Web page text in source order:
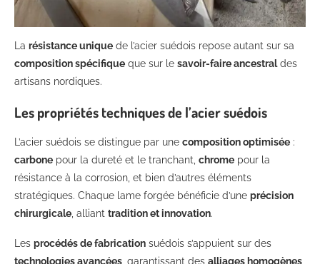
La résistance unique de l’acier suédois repose autant sur sa
composition spécifique que sur le savoir-faire ancestraldes
artisans nordiques.
Les propriétés techniques de l’acier suédois
L’acier suédois se distingue par une composition optimisée :
carbone pour la dureté et le tranchant, chrome pour la
résistance à la corrosion, et bien d’autres éléments
stratégiques. Chaque lame forgée bénéficie d’une précision
chirurgicale , alliant tradition et innovation.
Les procédés de fabrication suédois s’appuient sur des
technologies avancées , garantissant des alliages homogènes